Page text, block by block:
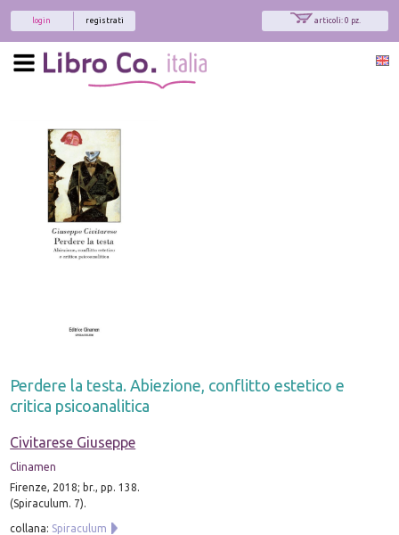
articoli: 0 pz.
registrati
login
Perdere la testa. Abiezione, conflitto estetico e
critica psicoanalitica
Civitarese Giuseppe
Clinamen
Firenze, 2018; br., pp. 138.
(Spiraculum. 7).
collana: Spiraculum